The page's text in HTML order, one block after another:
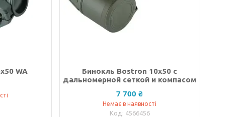
WA
Бинокль Bostron 10x50 с
дальномерной сеткой и компасом
7 700 ₴
Немає в наявності
4566456